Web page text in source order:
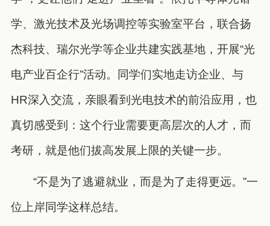
学、激光技术及光场调控等实验室平台，联合扬
杰科技、瑞尔光学等企业共建实践基地，开展“光
电产业百企行”活动。同学们实地走访企业、与
HR深入交流，亲眼看到光电技术的前沿应用，也
真切感受到：这个行业需要更高层次的人才，而
考研，就是他们拔高发展上限的关键一步。
“不是为了逃避就业，而是为了走得更远。”一
位上岸同学这样总结。